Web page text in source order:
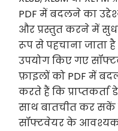
PDF में बदलने का
और प्रस्तुत करने में
रूप से पहचाना जाता
उपयोग किए गए
फ़ाइलों को PDF में
करते हैं कि
साथ बातचीत कर सकें
सॉफ्टवेयर के